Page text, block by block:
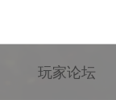
玩家论坛